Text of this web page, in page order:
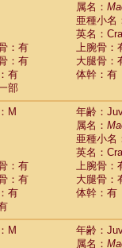
属名：
亜種小名
英名：
：有
上腕骨：
：有
大腿骨：
有
体幹：有
部
M
年齢：
属名：
亜種小名
英名：
：有
上腕骨：
：有
大腿骨：
有
体幹：有
M
年齢：
属名：